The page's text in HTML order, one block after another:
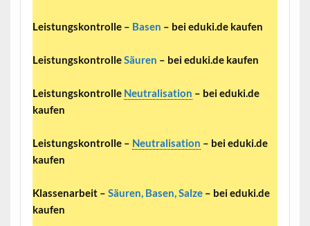
Leistungskontrolle – Basen – bei eduki.de kaufen
LeistungskontrolleSäuren – bei eduki.de kaufen
Leistungskontrolle Neutralisation – bei eduki.de
kaufen
Leistungskontrolle – Neutralisation – bei eduki.de
kaufen
Klassenarbeit – Säuren, Basen, Salze– bei eduki.de
kaufen